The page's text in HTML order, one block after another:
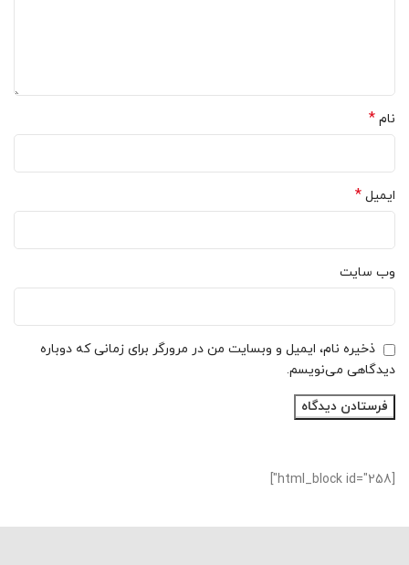
نام *
ایمیل *
وب‌ سایت
ذخیره نام، ایمیل و وبسایت من در مرورگر برای زمانی که دوباره
دیدگاهی می‌نویسم.
[html_block id="258"]